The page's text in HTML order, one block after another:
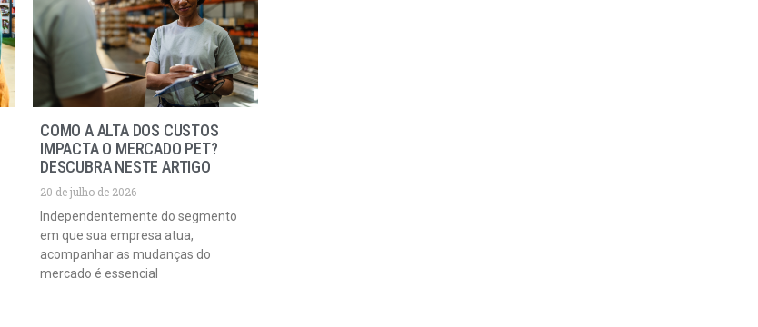
COMO A ALTA DOS CUSTOS
IMPACTA O MERCADO PET?
DESCUBRA NESTE ARTIGO
20 de julho de 2026
Independentemente do segmento
em que sua empresa atua,
acompanhar as mudanças do
mercado é essencial